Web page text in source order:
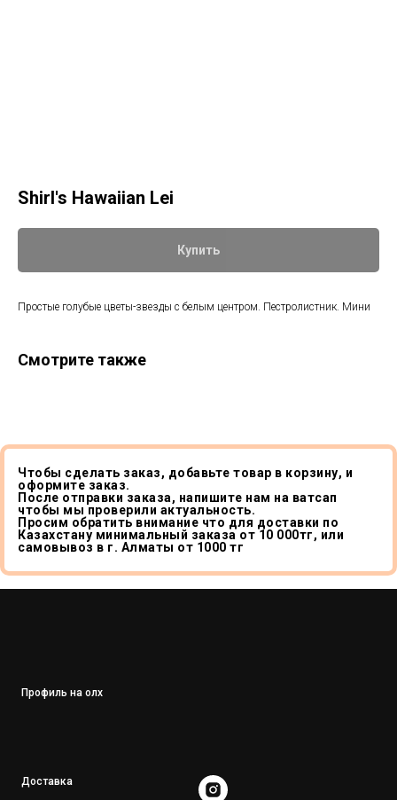
Shirl's Hawaiian Lei
Купить
Простые голубые цветы-звезды с белым центром. Пестролистник. Мини
Смотрите также
Чтобы сделать заказ, добавьте товар в корзину, и
оформите заказ.
После отправки заказа, напишите нам на ватсап
чтобы мы проверили актуальность.
Просим обратить внимание что для доставки по
Казахстану минимальный заказа от 10 000тг, или
самовывоз в г. Алматы от 1000 тг
Профиль на олх
Доставка